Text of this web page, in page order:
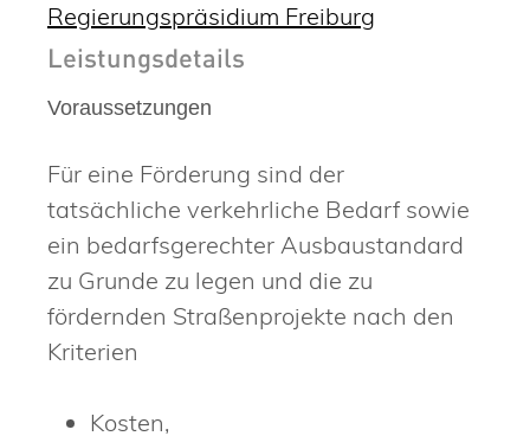
Regierungspräsidium Freiburg
Leistungsdetails
Voraussetzungen
Für eine Förderung sind der
tatsächliche verkehrliche Bedarf sowie
ein bedarfsgerechter Ausbaustandard
zu Grunde zu legen und die zu
fördernden Straßenprojekte nach den
Kriterien
Kosten,